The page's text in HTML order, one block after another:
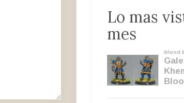
Lo mas
mes